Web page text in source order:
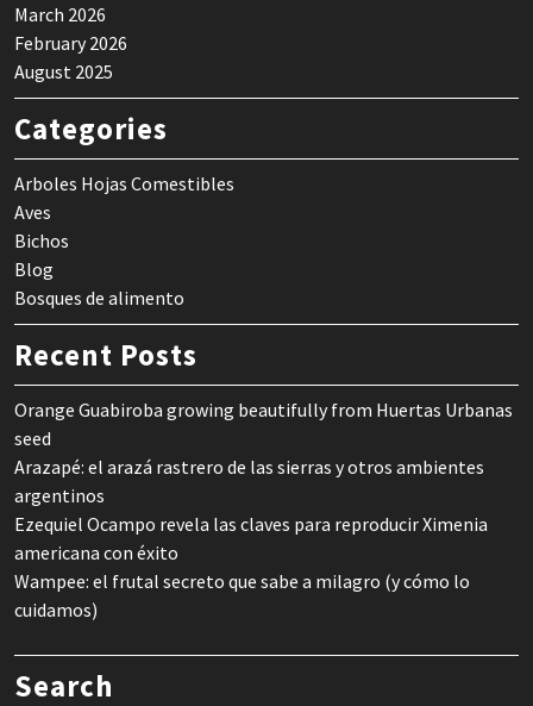
March 2026
February 2026
August 2025
Categories
Arboles Hojas Comestibles
Aves
Bichos
Blog
Bosques de alimento
Recent Posts
Orange Guabiroba growing beautifully from Huertas Urbanas
seed
Arazapé: el arazá rastrero de las sierras y otros ambientes
argentinos
Ezequiel Ocampo revela las claves para reproducir Ximenia
americana con éxito
Wampee: el frutal secreto que sabe a milagro (y cómo lo
cuidamos)
Search